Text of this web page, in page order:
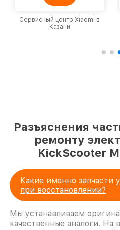
Сервисный центр Xiaomi в
Казани
Разъяснения
ремонту
KickScooter
Какие именно запчасти
при восстановлении?
Мы устанавливаем
качественные аналоги. На